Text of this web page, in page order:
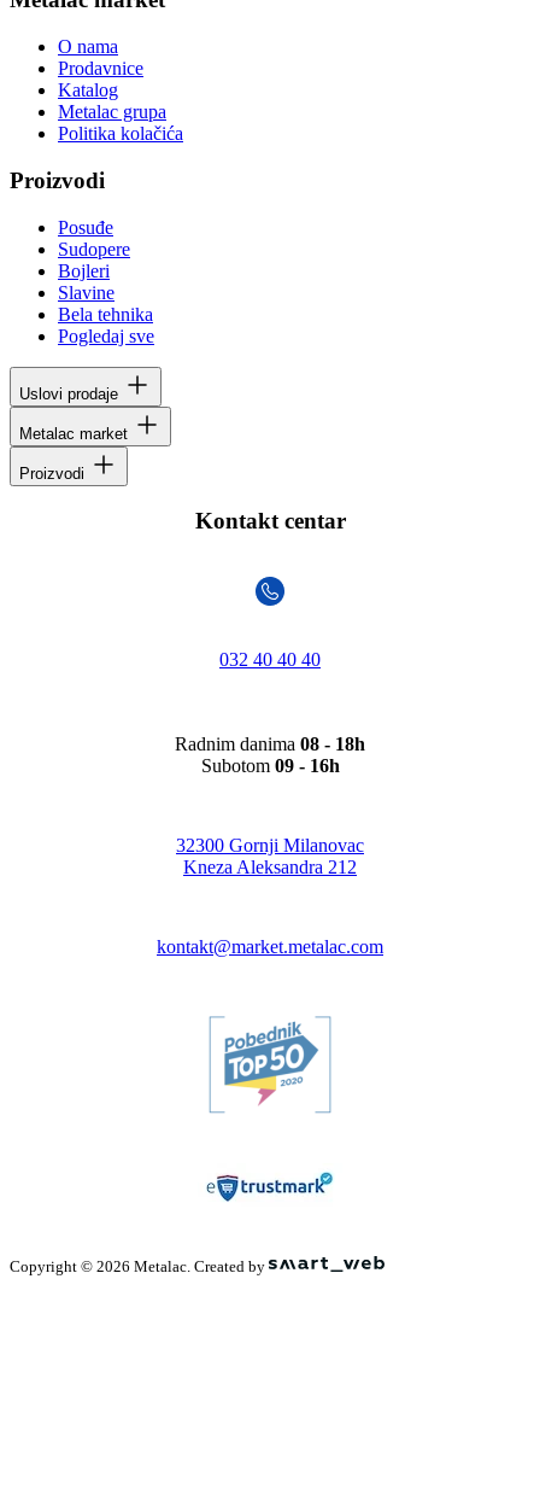
O nama
Prodavnice
Katalog
Metalac grupa
Politika kolačića
Proizvodi
Posuđe
Sudopere
Bojleri
Slavine
Bela tehnika
Pogledaj sve
Uslovi prodaje
Metalac market
Proizvodi
Kontakt centar
032 40 40 40
Radnim danima 08 - 18h
Subotom 09 - 16h
32300 Gornji Milanovac
Kneza Aleksandra 212
kontakt@market.metalac.com
Copyright © 2026 Metalac. Created by